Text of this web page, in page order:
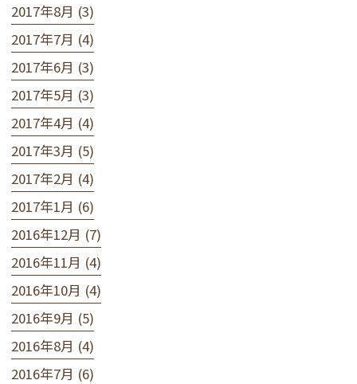
2017年8月 (3)
2017年7月 (4)
2017年6月 (3)
2017年5月 (3)
2017年4月 (4)
2017年3月 (5)
2017年2月 (4)
2017年1月 (6)
2016年12月 (7)
2016年11月 (4)
2016年10月 (4)
2016年9月 (5)
2016年8月 (4)
2016年7月 (6)